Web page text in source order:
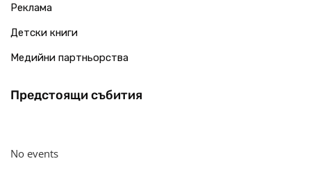
Реклама
Детски книги
Медийни партньорства
Предстоящи събития
No events